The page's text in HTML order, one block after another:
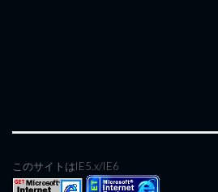
このサイトはIE5.x/IE6